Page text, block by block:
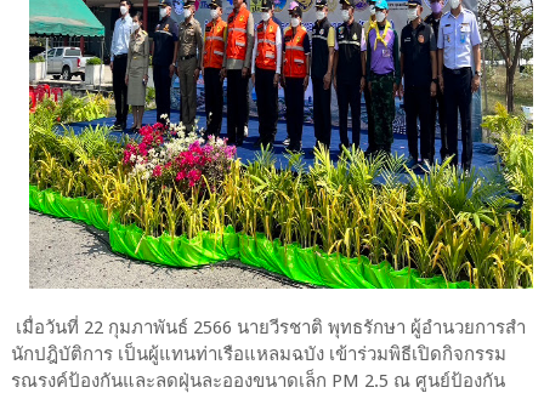
เมื่อวันที่ 22 กุมภาพันธ์ 2566 นายวีรชาติ พุทธรักษา ผู้อำนวยการสำ
นักปฎิบัติการ เป็นผู้แทนท่าเรือแหลมฉบัง เข้าร่วมพิธีเปิดกิจกรรม
รณรงค์ป้องกันและลดฝุ่นละอองขนาดเล็ก PM 2.5 ณ ศูนย์ป้องกัน